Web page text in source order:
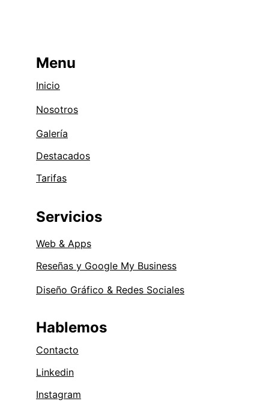
Servicios
Hablemos
Menu
Inicio
Linkedin
Diseño Gráfico & Redes Sociales
Web & Apps
Nosotros
Galería
Reseñas y Google My Business
Contacto
Instagram
Destacados
Tarifas